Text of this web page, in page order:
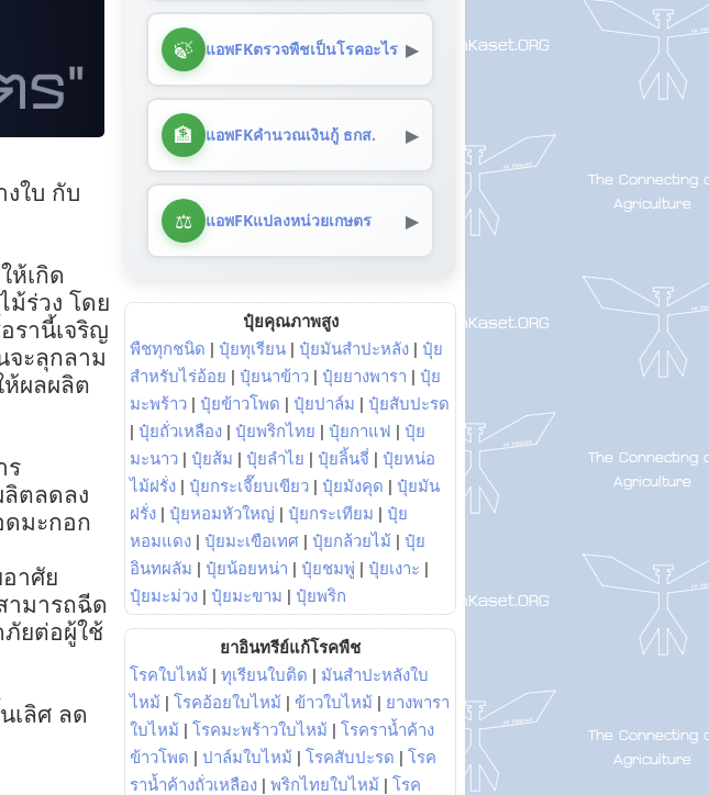
ใบ กับ
ห้เกิด
ม้ร่วง โดย
รานี้เจริญ
จะลุกลาม
ห้ผลผลิต
ร
ลิตลดลง
มะกอก
าศัย
ามารถฉีด
ภัยต่อผู้ใช้
เลิศ ลด
🍃 แอพFKตรวจพืชเป็นโรคอะไร ▶
🏦 แอพFKคำนวณเงินกู้ ธกส. ▶
⚖️ แอพFKแปลงหน่วยเกษตร ▶
ปุ๋ยคุณภาพสูง
พืชทุกชนิด | ปุ๋ยทุเรียน | ปุ๋ยมันสำปะหลัง | ปุ๋ย
สำหรับไร่อ้อย | ปุ๋ยนาข้าว | ปุ๋ยยางพารา | ปุ๋ย
มะพร้าว | ปุ๋ยข้าวโพด | ปุ๋ยปาล์ม | ปุ๋ยสับปะรด
| ปุ๋ยถั่วเหลือง | ปุ๋ยพริกไทย | ปุ๋ยกาแฟ | ปุ๋ย
มะนาว | ปุ๋ยส้ม | ปุ๋ยลำไย | ปุ๋ยลิ้นจี่ | ปุ๋ยหน่อ
ไม้ฝรั่ง | ปุ๋ยกระเจี๊ยบเขียว | ปุ๋ยมังคุด | ปุ๋ยมัน
ฝรั่ง | ปุ๋ยหอมหัวใหญ่ | ปุ๋ยกระเทียม | ปุ๋ย
หอมแดง | ปุ๋ยมะเขือเทศ | ปุ๋ยกล้วยไม้ | ปุ๋ย
อินทผลัม | ปุ๋ยน้อยหน่า | ปุ๋ยชมพู่ | ปุ๋ยเงาะ |
ปุ๋ยมะม่วง | ปุ๋ยมะขาม | ปุ๋ยพริก
ยาอินทรีย์แก้โรคพืช
โรคใบไหม้ | ทุเรียนใบติด | มันสำปะหลังใบ
ไหม้ | โรคอ้อยใบไหม้ | ข้าวใบไหม้ | ยางพารา
ใบไหม้ | โรคมะพร้าวใบไหม้ | โรคราน้ำค้าง
ข้าวโพด | ปาล์มใบไหม้ | โรคสับปะรด | โรค
ราน้ำค้างถั่วเหลือง | พริกไทยใบไหม้ | โรค